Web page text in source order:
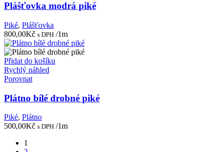
Plášťovka modrá piké
Piké, Plášťovka
800,00Kč s DPH /1m
Přidat do košíku
Rychlý náhled
Porovnat
Plátno bílé drobné piké
Piké, Plátno
500,00Kč s DPH /1m
1